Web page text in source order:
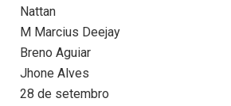
Nattan
M Marcius Deejay
Breno Aguiar
Jhone Alves
28 de setembro